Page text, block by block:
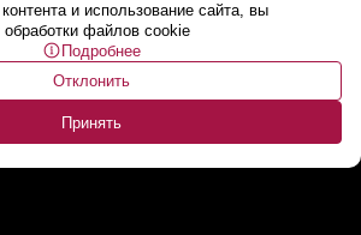
и использование сайта, вы
обработки файлов cookie
Подробнее
Отклонить
Принять
подтвердили гибель
республики Али